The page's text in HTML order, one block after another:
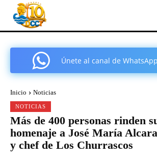
Únete al canal de
Inicio Noticias
NOTICIAS
Más de 400 personas rinden
homenaje a José María
y chef de Los Churrascos